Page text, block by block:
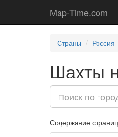
Map-Time.com
Страны Россия
Шахты
Содержание